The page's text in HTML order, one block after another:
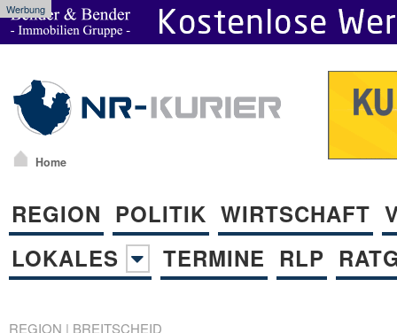
Werbung
Home
REGION POLITIK WIRTSCHAFT
LOKALES
TERMINE RLP
REGION | BREITSCHEID